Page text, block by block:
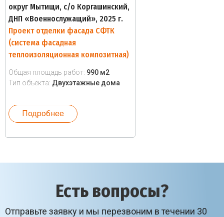
округ Мытищи, с/о Коргашинский,
ДНП «Военнослужащий», 2025 г.
Проект отделки фасада СФТК
(система фасадная
теплоизоляционная композитная)
Общая площадь работ: 990 м2
Тип объекта: Двухэтажные дома
Подробнее
Есть вопросы?
Отправьте заявку и мы перезвоним в течении 30